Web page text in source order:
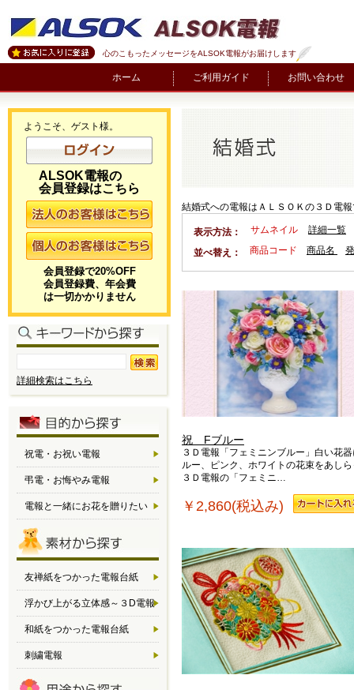
心のこもったメッセージをALSOK電報がお届けします
ホーム ご利用ガイド お問い合わせ
結婚式への電報はＡＬＳＯＫの３Ｄ電
表示方法： サムネイル 詳細一覧
並べ替え： 商品コード 商品名
祝 Fブルー
３Ｄ電報「フェミニンブルー」白い花
ルー、ピンク、ホワイトの花束をあし
３Ｄ電報の「フェミニ…
￥2,860(税込み)
ようこそ、ゲスト様。
ALSOK電報の
会員登録はこちら
会員登録で20%OFF
会員登録費、年会費
は一切かかりません
詳細検索はこちら
祝電・お祝い電報
弔電・お悔やみ電報
電報と一緒にお花を贈りたい
友禅紙をつかった電報台紙
浮かび上がる立体感～３D電報
和紙をつかった電報台紙
刺繍電報